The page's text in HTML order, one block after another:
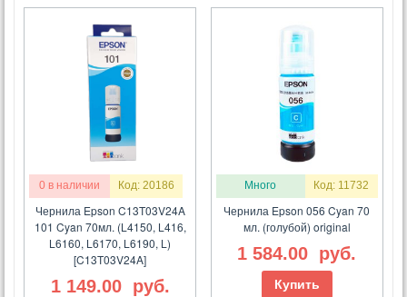
0 в наличии Код: 20186
Чернила Epson C13T03V24A
101 Cyan 70мл. (L4150, L416,
L6160, L6170, L6190, L)
[C13T03V24A]
1 149.00 руб.
Много Код: 11732
Чернила Epson 056 Cyan 70
мл. (голубой) original
1 584.00 руб.
Купить